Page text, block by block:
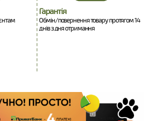
Гарантія
Обмін/повернення товару протягом 14
днів з дня отримання